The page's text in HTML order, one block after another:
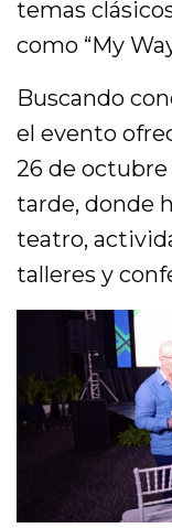
temas
como “My
Buscando
el evento
26 de octubre
tarde, donde
teatro,
talleres y